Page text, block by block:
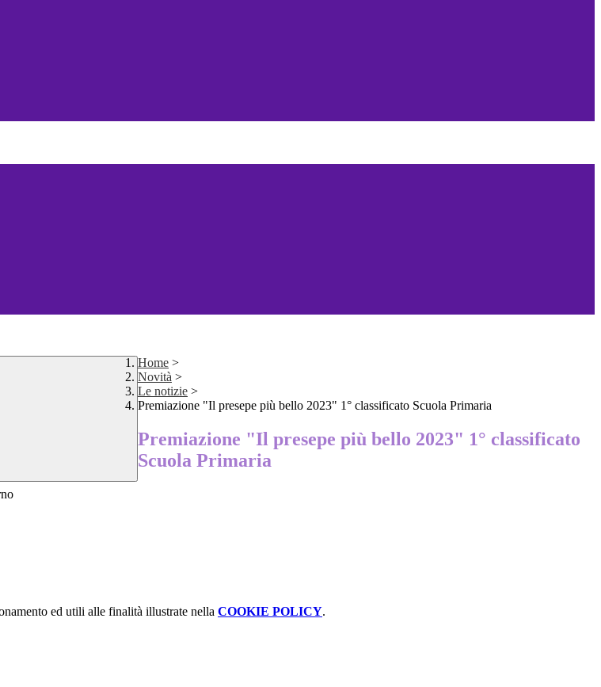
Home >
Novità >
Le notizie >
Premiazione "Il presepe più bello 2023" 1° classificato Scuola Primaria
Premiazione "Il presepe più bello 2023" 1° classificato
Scuola Primaria
ed utili alle finalità illustrate nella COOKIE POLICY.